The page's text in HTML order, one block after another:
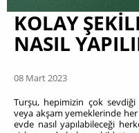
KOLAY
NASIL
08 Mart 2023
Turşu, hepimizin çok
veya akşam yemeklerinde
evde nasıl yapılabileceği